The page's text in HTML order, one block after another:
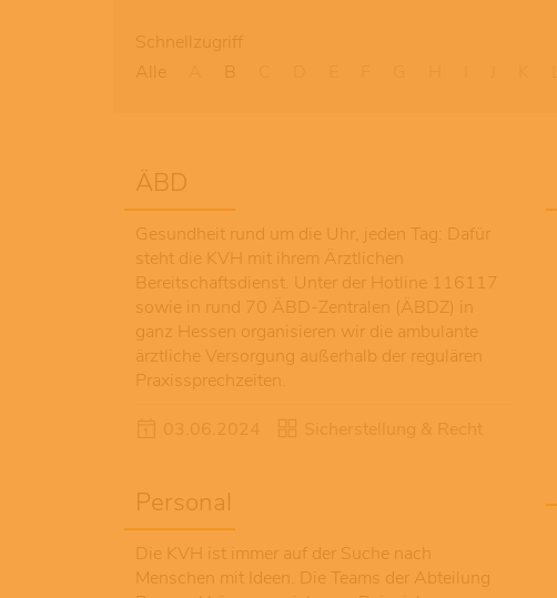
Schnellzugriff
Alle
B
ÄBD
Gesundheit rund um die Uhr, jeden Tag: Dafür
steht die KVH mit ihrem Ärztlichen
Bereitschaftsdienst. Unter der Hotline 116117
sowie in rund 70 ÄBD-Zentralen (ÄBDZ) in
ganz Hessen organisieren wir die ambulante
ärztliche Versorgung außerhalb der regulären
Praxissprechzeiten.
Personal
Die KVH ist immer auf der Suche nach
Menschen mit Ideen. Die Teams der Abteilung